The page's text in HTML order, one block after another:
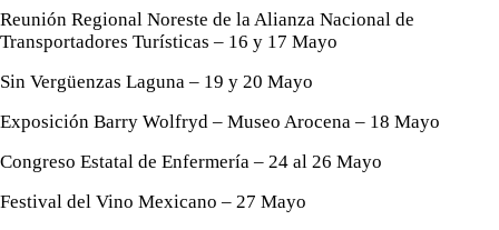
Reunión Regional Noreste de la Alianza Nacional de
Transportadores Turísticas – 16 y 17 Mayo
Sin Vergüenzas Laguna – 19 y 20 Mayo
Exposición Barry Wolfryd – Museo Arocena – 18 Mayo
Congreso Estatal de Enfermería – 24 al 26 Mayo
Festival del Vino Mexicano – 27 Mayo